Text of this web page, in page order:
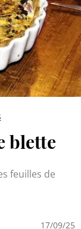
blette
feuilles de
17/09/25